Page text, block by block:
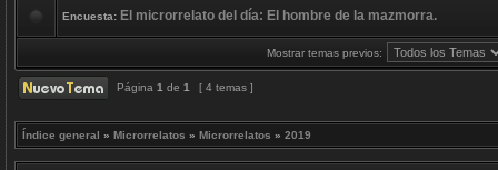
Encuesta: El microrrelato del día: El hombre de la mazmorra.
Mostrar temas previos:
Página 1 de 1 [ 4 temas ]
Índice general » Microrrelatos » Microrrelatos » 2019